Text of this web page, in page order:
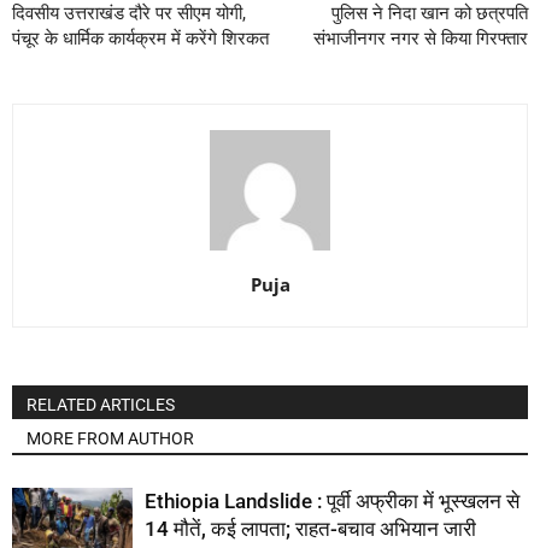
दिवसीय उत्तराखंड दौरे पर सीएम योगी,
पंचूर के धार्मिक कार्यक्रम में करेंगे शिरकत
पुलिस ने निदा खान को छत्रपति
संभाजीनगर नगर से किया गिरफ्तार
Puja
RELATED ARTICLES
MORE FROM AUTHOR
Ethiopia Landslide : पूर्वी अफ्रीका में भूस्खलन से
14 मौतें, कई लापता; राहत-बचाव अभियान जारी